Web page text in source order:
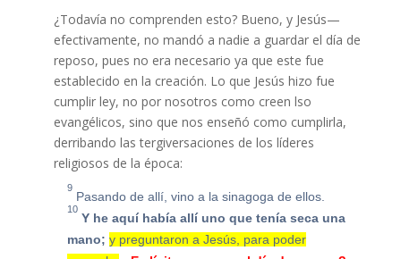
¿Todavía no comprenden esto? Bueno, y Jesús—
efectivamente, no mandó a nadie a guardar el día de
reposo, pues no era necesario ya que este fue
establecido en la creación. Lo que Jesús hizo fue
cumplir ley, no por nosotros como creen lso
evangélicos, sino que nos enseñó como cumplirla,
derribando las tergiversaciones de los líderes
religiosos de la época:
9
Pasando de allí, vino a la sinagoga de ellos.
10
Y he aquí había allí uno que tenía seca una
mano; y preguntaron a Jesús, para poder